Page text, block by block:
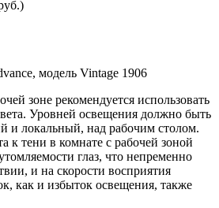
модель Vintage 1906
зоне рекомендуется использовать
Уровней освещения должно быть
и локальный, над рабочим столом.
к тени в комнате с рабочей зоной
глаз, что непременно
и на скорости восприятия
как и избыток освещения, также